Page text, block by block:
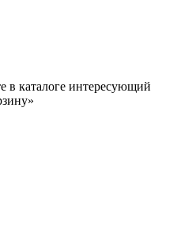
в каталоге интересующий